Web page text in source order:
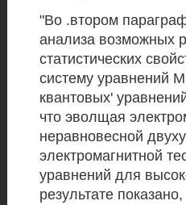
"Во .втором
анализа возможных
статистических
систему уравнений
квантовых'
что эволщая
неравновесной
электромагнитной
уравнений для
результате